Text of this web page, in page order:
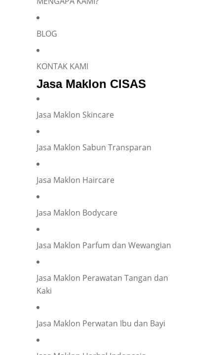
BLOG
KONTAK KAMI
Jasa Maklon CISAS
Jasa Maklon Skincare
Jasa Maklon Sabun Transparan
Jasa Maklon Haircare
Jasa Maklon Bodycare
Jasa Maklon Parfum dan Wewangian
Jasa Maklon Perawatan Tangan dan
Kaki
Jasa Maklon Perwatan Ibu dan Bayi